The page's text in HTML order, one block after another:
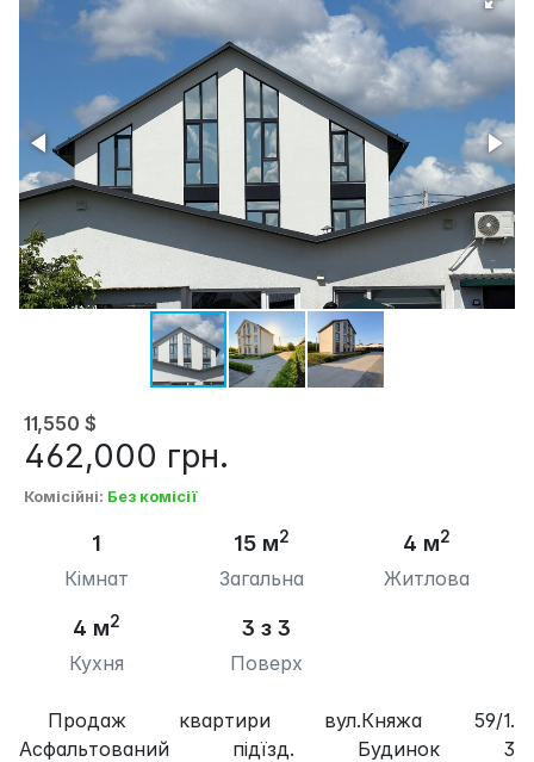
11,550 $
462,000 грн.
Комісійні: Без комісії
1
Кімнат
15 м2
Загальна
4 м2
Житлова
4 м2
Кухня
3 з 3
Поверх
Продаж квартири вул.Княжа 59/1.
Асфальтований підїзд. Будинок 3